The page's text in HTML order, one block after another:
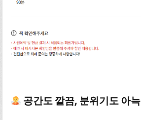
공간도 깔끔, 분위기도 아늑